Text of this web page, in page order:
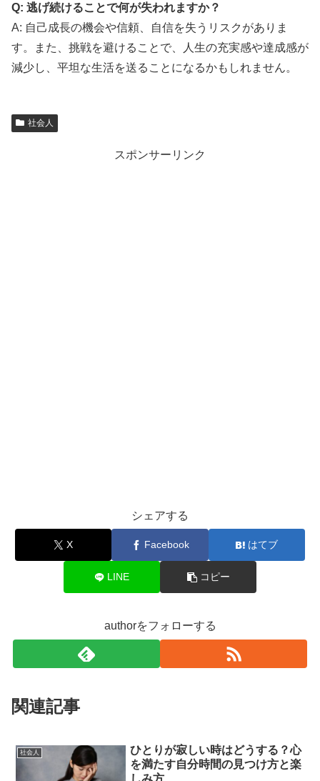
Q: 逃げ続けることで何が失われますか？
A: 自己成長の機会や信頼、自信を失うリスクがありま
す。また、挑戦を避けることで、人生の充実感や達成感が
減少し、平坦な生活を送ることになるかもしれません。
社会人
スポンサーリンク
シェアする
X Facebook はてブ
LINE コピー
authorをフォローする
関連記事
社会人
ひとりが寂しい時はどうする？心
を満たす自分時間の見つけ方と楽